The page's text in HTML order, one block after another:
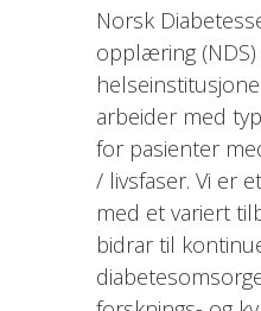
Norsk
opplæring
arbeider med
for pasienter
/ livsfaser. Vi er
med et variert
bidrar til